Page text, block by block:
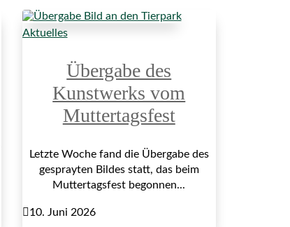
Aktuelles
Übergabe des
Kunstwerks vom
Muttertagsfest
Letzte Woche fand die Übergabe des
gesprayten Bildes statt, das beim
Muttertagsfest begonnen...
10. Juni 2026